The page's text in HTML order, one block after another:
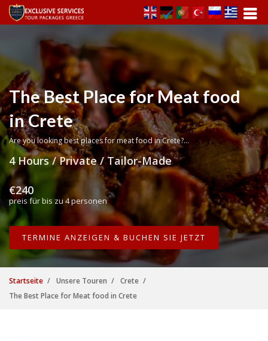
The Best Place for Meat food
in Crete
Are you looking best places for meat food in Crete?...
4 Hours / Private / Tailor-Made
€240
preis für bis zu 4 personen
TERMINE ANZEIGEN & BUCHEN SIE JETZT
Startseite Unsere Touren
Crete
The Best Place for Meat food in Crete